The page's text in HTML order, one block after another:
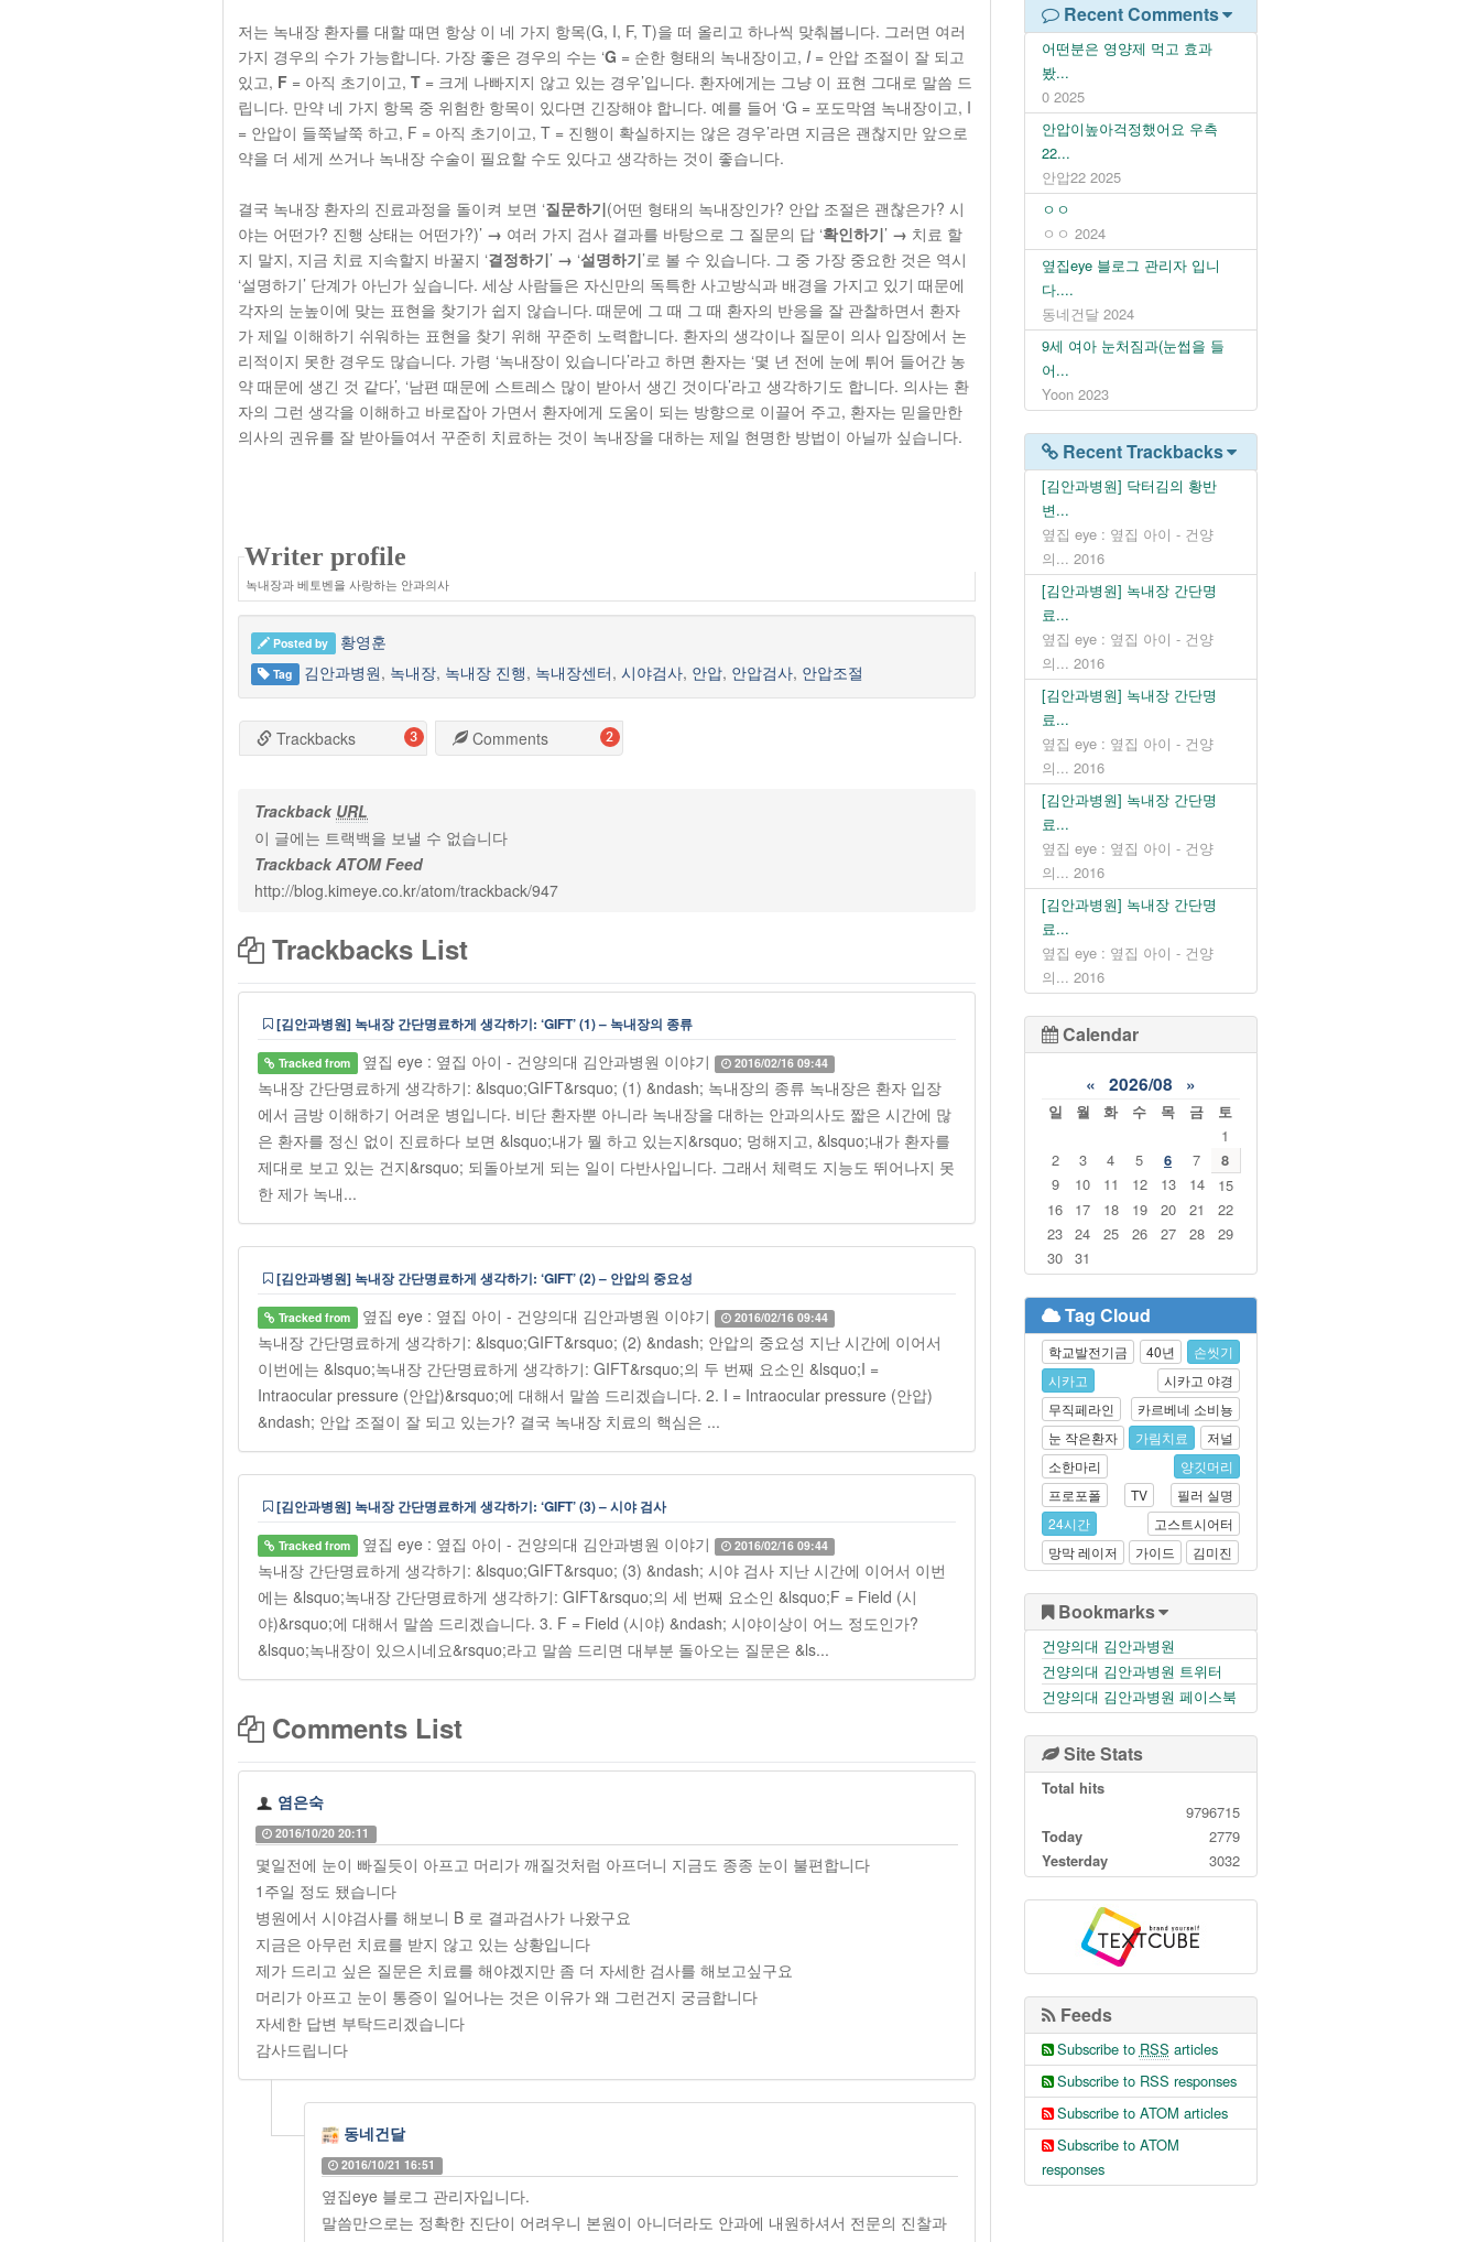
저는 녹내장 환자를 대할 때면 항상 이 네 가지 항목(G, I, F, T)을 떠 올리고 하나씩 맞춰봅니다. 그러면 여러
가지 경우의 수가 가능합니다. 가장 좋은 경우의 수는 ‘G = 순한 형태의 녹내장이고, I = 안압 조절이 잘 되고
있고, F = 아직 초기이고, T = 크게 나빠지지 않고 있는 경우’입니다. 환자에게는 그냥 이 표현 그대로 말씀 드
립니다. 만약 네 가지 항목 중 위험한 항목이 있다면 긴장해야 합니다. 예를 들어 ‘G = 포도막염 녹내장이고, I
= 안압이 들쭉날쭉 하고, F = 아직 초기이고, T = 진행이 확실하지는 않은 경우’라면 지금은 괜찮지만 앞으로
약을 더 세게 쓰거나 녹내장 수술이 필요할 수도 있다고 생각하는 것이 좋습니다.
결국 녹내장 환자의 진료과정을 돌이켜 보면 ‘질문하기(어떤 형태의 녹내장인가? 안압 조절은 괜찮은가? 시
야는 어떤가? 진행 상태는 어떤가?)’ → 여러 가지 검사 결과를 바탕으로 그 질문의 답 ‘확인하기’ → 치료 할
지 말지, 지금 치료 지속할지 바꿀지 ‘결정하기’ → ‘설명하기’로 볼 수 있습니다. 그 중 가장 중요한 것은 역시
‘설명하기’ 단계가 아닌가 싶습니다. 세상 사람들은 자신만의 독특한 사고방식과 배경을 가지고 있기 때문에
각자의 눈높이에 맞는 표현을 찾기가 쉽지 않습니다. 때문에 그 때 그 때 환자의 반응을 잘 관찰하면서 환자
가 제일 이해하기 쉬워하는 표현을 찾기 위해 꾸준히 노력합니다. 환자의 생각이나 질문이 의사 입장에서 논
리적이지 못한 경우도 많습니다. 가령 ‘녹내장이 있습니다’라고 하면 환자는 ‘몇 년 전에 눈에 튀어 들어간 농
약 때문에 생긴 것 같다’, ‘남편 때문에 스트레스 많이 받아서 생긴 것이다’라고 생각하기도 합니다. 의사는 환
자의 그런 생각을 이해하고 바로잡아 가면서 환자에게 도움이 되는 방향으로 이끌어 주고, 환자는 믿을만한
의사의 권유를 잘 받아들여서 꾸준히 치료하는 것이 녹내장을 대하는 제일 현명한 방법이 아닐까 싶습니다.
Writer profile
녹내장과 베토벤을 사랑하는 안과의사
Posted by 황영훈
Tag 김안과병원, 녹내장, 녹내장 진행, 녹내장센터, 시야검사, 안압, 안압검사, 안압조절
Trackbacks 3 Comments 2
Trackback URL
이 글에는 트랙백을 보낼 수 없습니다
Trackback ATOM Feed
http://blog.kimeye.co.kr/atom/trackback/947
Trackbacks List
[김안과병원] 녹내장 간단명료하게 생각하기: ‘GIFT’ (1) – 녹내장의 종류
Tracked from 옆집 eye : 옆집 아이 - 건양의대 김안과병원 이야기 2016/02/16 09:44
녹내장 간단명료하게 생각하기: &lsquo;GIFT&rsquo; (1) &ndash; 녹내장의 종류 녹내장은 환자 입장
에서 금방 이해하기 어려운 병입니다. 비단 환자뿐 아니라 녹내장을 대하는 안과의사도 짧은 시간에 많
은 환자를 정신 없이 진료하다 보면 &lsquo;내가 뭘 하고 있는지&rsquo; 멍해지고, &lsquo;내가 환자를
제대로 보고 있는 건지&rsquo; 되돌아보게 되는 일이 다반사입니다. 그래서 체력도 지능도 뛰어나지 못
한 제가 녹내...
[김안과병원] 녹내장 간단명료하게 생각하기: ‘GIFT’ (2) – 안압의 중요성
Tracked from 옆집 eye : 옆집 아이 - 건양의대 김안과병원 이야기 2016/02/16 09:44
녹내장 간단명료하게 생각하기: &lsquo;GIFT&rsquo; (2) &ndash; 안압의 중요성 지난 시간에 이어서
이번에는 &lsquo;녹내장 간단명료하게 생각하기: GIFT&rsquo;의 두 번째 요소인 &lsquo;I =
Intraocular pressure (안압)&rsquo;에 대해서 말씀 드리겠습니다. 2. I = Intraocular pressure (안압)
&ndash; 안압 조절이 잘 되고 있는가? 결국 녹내장 치료의 핵심은 ...
[김안과병원] 녹내장 간단명료하게 생각하기: ‘GIFT’ (3) – 시야 검사
Tracked from 옆집 eye : 옆집 아이 - 건양의대 김안과병원 이야기 2016/02/16 09:44
녹내장 간단명료하게 생각하기: &lsquo;GIFT&rsquo; (3) &ndash; 시야 검사 지난 시간에 이어서 이번
에는 &lsquo;녹내장 간단명료하게 생각하기: GIFT&rsquo;의 세 번째 요소인 &lsquo;F = Field (시
야)&rsquo;에 대해서 말씀 드리겠습니다. 3. F = Field (시야) &ndash; 시야이상이 어느 정도인가?
&lsquo;녹내장이 있으시네요&rsquo;라고 말씀 드리면 대부분 돌아오는 질문은 &ls...
Comments List
염은숙
2016/10/20 20:11
몇일전에 눈이 빠질듯이 아프고 머리가 깨질것처럼 아프더니 지금도 종종 눈이 불편합니다
1주일 정도 됐습니다
병원에서 시야검사를 해보니 B 로 결과검사가 나왔구요
지금은 아무런 치료를 받지 않고 있는 상황입니다
제가 드리고 싶은 질문은 치료를 해야겠지만 좀 더 자세한 검사를 해보고싶구요
머리가 아프고 눈이 통증이 일어나는 것은 이유가 왜 그런건지 궁금합니다
자세한 답변 부탁드리겠습니다
감사드립니다
동네건달
2016/10/21 16:51
옆집eye 블로그 관리자입니다.
말씀만으로는 정확한 진단이 어려우니 본원이 아니더라도 안과에 내원하셔서 전문의 진찰과
Recent Comments
어떤분은 영양제 먹고 효과
봤...
0 2025
안압이높아걱정했어요 우측
22...
안압22 2025
ㅇㅇ
ㅇㅇ 2024
옆집eye 블로그 관리자 입니
다....
동네건달 2024
9세 여아 눈처짐과(눈썹을 들
어...
Yoon 2023
Recent Trackbacks
[김안과병원] 닥터김의 황반
변...
옆집 eye : 옆집 아이 - 건양
의... 2016
[김안과병원] 녹내장 간단명
료...
옆집 eye : 옆집 아이 - 건양
의... 2016
[김안과병원] 녹내장 간단명
료...
옆집 eye : 옆집 아이 - 건양
의... 2016
[김안과병원] 녹내장 간단명
료...
옆집 eye : 옆집 아이 - 건양
의... 2016
[김안과병원] 녹내장 간단명
료...
옆집 eye : 옆집 아이 - 건양
의... 2016
Calendar
« 2026/08 »
일 월 화 수 목 금
토
1
2
3 4 5 6 7
8
9
10 11 12 13 14
15
16
17 18 19 20 21
22
23 24 25 26 27 28
29
30 31
Tag Cloud
학교발전기금 40년
손씻기
시카고
시카고 야경
무직페라인
카르베네 소비뇽
눈 작은환자
가림치료
저널
소한마리
양깃머리
프로포폴
TV
필러 실명
24시간
고스트시어터
망막 레이저
가이드 김미진
Bookmarks
건양의대 김안과병원
건양의대 김안과병원 트위터
건양의대 김안과병원 페이스북
Site Stats
Total hits
9796715
Today
2779
Yesterday
3032
Feeds
Subscribe to RSS articles
Subscribe to RSS responses
Subscribe to ATOM articles
Subscribe to ATOM
responses